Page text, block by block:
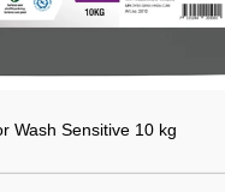
Wash Sensitive 10 kg